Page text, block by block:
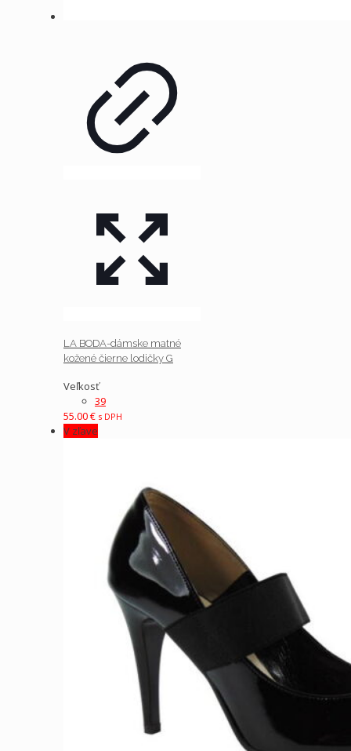
LA BODA-dámske matné
kožené čierne lodičky G
Veľkosť
39
55.00€ s DPH
V zľave